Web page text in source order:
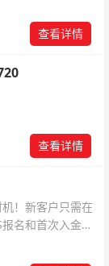
查看详情
查看详情
！新客户只需在
名和首次入金即